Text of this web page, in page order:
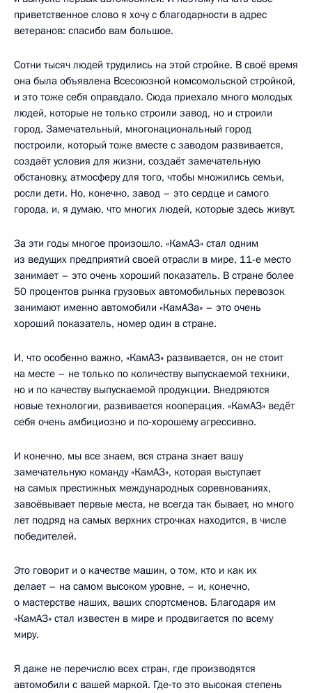
приветственное слово я хочу с благодарности в адрес
ветеранов: спасибо вам большое.
Сотни тысяч людей трудились на этой стройке. В своё время
она была объявлена Всесоюзной комсомольской стройкой,
и это тоже себя оправдало. Сюда приехало много молодых
людей, которые не только строили завод, но и строили
город. Замечательный, многонациональный город
построили, который тоже вместе с заводом развивается,
создаёт условия для жизни, создаёт замечательную
обстановку, атмосферу для того, чтобы множились семьи,
росли дети. Но, конечно, завод – это сердце и самого
города, и, я думаю, что многих людей, которые здесь живут.
За эти годы многое произошло. «КамАЗ» стал одним
из ведущих предприятий своей отрасли в мире, 11-е место
занимает – это очень хороший показатель. В стране более
50 процентов рынка грузовых автомобильных перевозок
занимают именно автомобили «КамАЗа» – это очень
хороший показатель, номер один в стране.
И, что особенно важно, «КамАЗ» развивается, он не стоит
на месте – не только по количеству выпускаемой техники,
но и по качеству выпускаемой продукции. Внедряются
новые технологии, развивается кооперация. «КамАЗ» ведёт
себя очень амбициозно и по‑хорошему агрессивно.
И конечно, мы все знаем, вся страна знает вашу
замечательную команду «КамАЗ», которая выступает
на самых престижных международных соревнованиях,
завоёвывает первые места, не всегда так бывает, но много
лет подряд на самых верхних строчках находится, в числе
победителей.
Это говорит и о качестве машин, о том, кто и как их
делает – на самом высоком уровне, – и, конечно,
о мастерстве наших, ваших спортсменов. Благодаря им
«КамАЗ» стал известен в мире и продвигается по всему
миру.
Я даже не перечислю всех стран, где производятся
автомобили с вашей маркой. Где‑то это высокая степень